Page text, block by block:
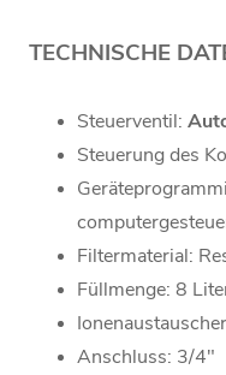
TECHNISCHE
Steuerventil:
Steuerung des
Filtermaterial:
Füllmenge: 8
Anschluss: 3/4"